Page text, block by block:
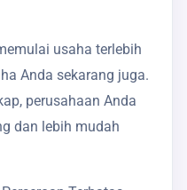
usaha terlebih
Anda sekarang juga.
perusahaan Anda
dan lebih mudah